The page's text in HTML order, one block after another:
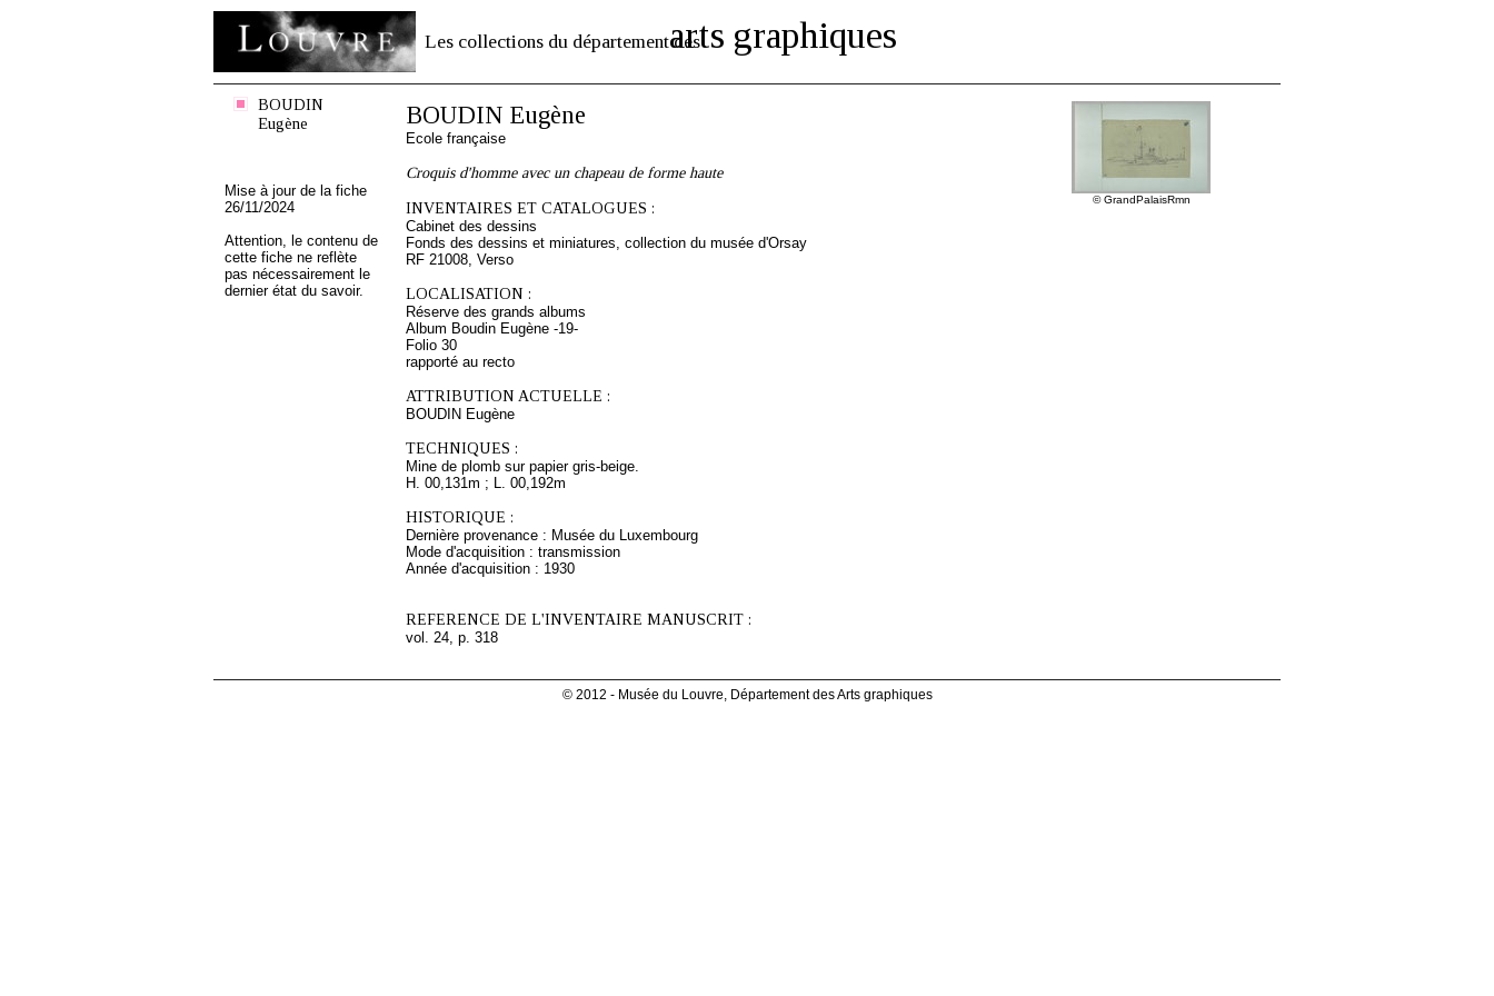
Les collections du département desarts graphiques
BOUDIN
Eugène
Mise à jour de la fiche
26/11/2024
Attention, le contenu de
cette fiche ne reflète
pas nécessairement le
dernier état du savoir.
© GrandPalaisRmn
BOUDIN Eugène
Ecole française
Croquis d'homme avec un chapeau de forme haute
INVENTAIRES ET CATALOGUES :
Cabinet des dessins
Fonds des dessins et miniatures, collection du musée d'Orsay
RF 21008, Verso
LOCALISATION :
Réserve des grands albums
Album Boudin Eugène -19-
Folio 30
rapporté au recto
ATTRIBUTION ACTUELLE :
BOUDIN Eugène
TECHNIQUES :
Mine de plomb sur papier gris-beige.
H. 00,131m ; L. 00,192m
HISTORIQUE :
Dernière provenance : Musée du Luxembourg
Mode d'acquisition : transmission
Année d'acquisition : 1930
REFERENCE DE L'INVENTAIRE MANUSCRIT :
vol. 24, p. 318
© 2012 - Musée du Louvre, Département des Arts graphiques